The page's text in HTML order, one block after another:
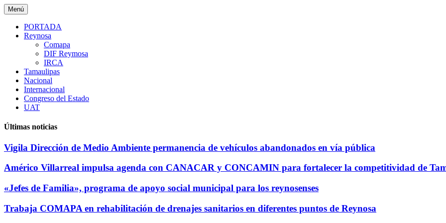
Saltar
al
contenido
Menú
PORTADA
Reynosa
Comapa
DIF Reymosa
IRCA
Tamaulipas
Nacional
Internacional
Congreso del Estado
UAT
Últimas noticias
Vigila Dirección de Medio Ambiente permanencia de vehículos abandonados en vía pública
Américo Villarreal impulsa agenda con CANACAR y CONCAMIN para fortalecer la competitividad de
«Jefes de Familia», programa de apoyo social municipal para los reynosenses
Trabaja COMAPA en rehabilitación de drenajes sanitarios en diferentes puntos de Reynosa